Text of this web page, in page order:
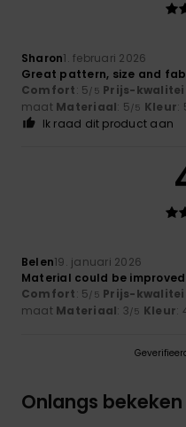
Sharon1. februari 2026
Great pattern, size and
Comfort: 5/5 Prijs-
maat Materiaal: 5/5 Kleur:
Ik raad dit product aan
Belen19. januari 2026
Material could be
Comfort: 5/5 Prijs-
maat Materiaal: 3/5 Kleur:
Onlangs bekeken